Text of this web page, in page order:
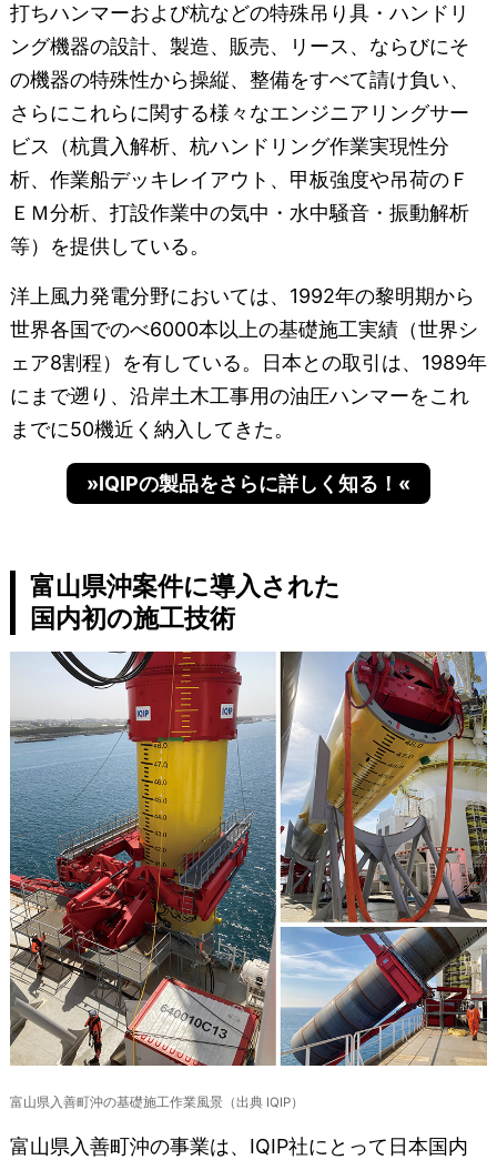
打ちハンマーおよび杭などの特殊吊り具・ハンドリ
ング機器の設計、製造、販売、リース、ならびにそ
の機器の特殊性から操縦、整備をすべて請け負い、
さらにこれらに関する様々なエンジニアリングサー
ビス（杭貫入解析、杭ハンドリング作業実現性分
析、作業船デッキレイアウト、甲板強度や吊荷のＦ
ＥＭ分析、打設作業中の気中・水中騒音・振動解析
等）を提供している。
洋上風力発電分野においては、1992年の黎明期から
世界各国でのべ6000本以上の基礎施工実績（世界シ
ェア8割程）を有している。日本との取引は、1989年
にまで遡り、沿岸土木工事用の油圧ハンマーをこれ
までに50機近く納入してきた。
»IQIPの製品をさらに詳しく知る！«
富山県沖案件に導入された
国内初の施工技術
富山県入善町沖の基礎施工作業風景（出典 IQIP）
富山県入善町沖の事業は、IQIP社にとって日本国内